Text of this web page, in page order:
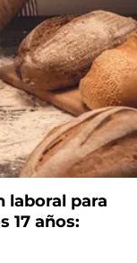
laboral para
17 años: